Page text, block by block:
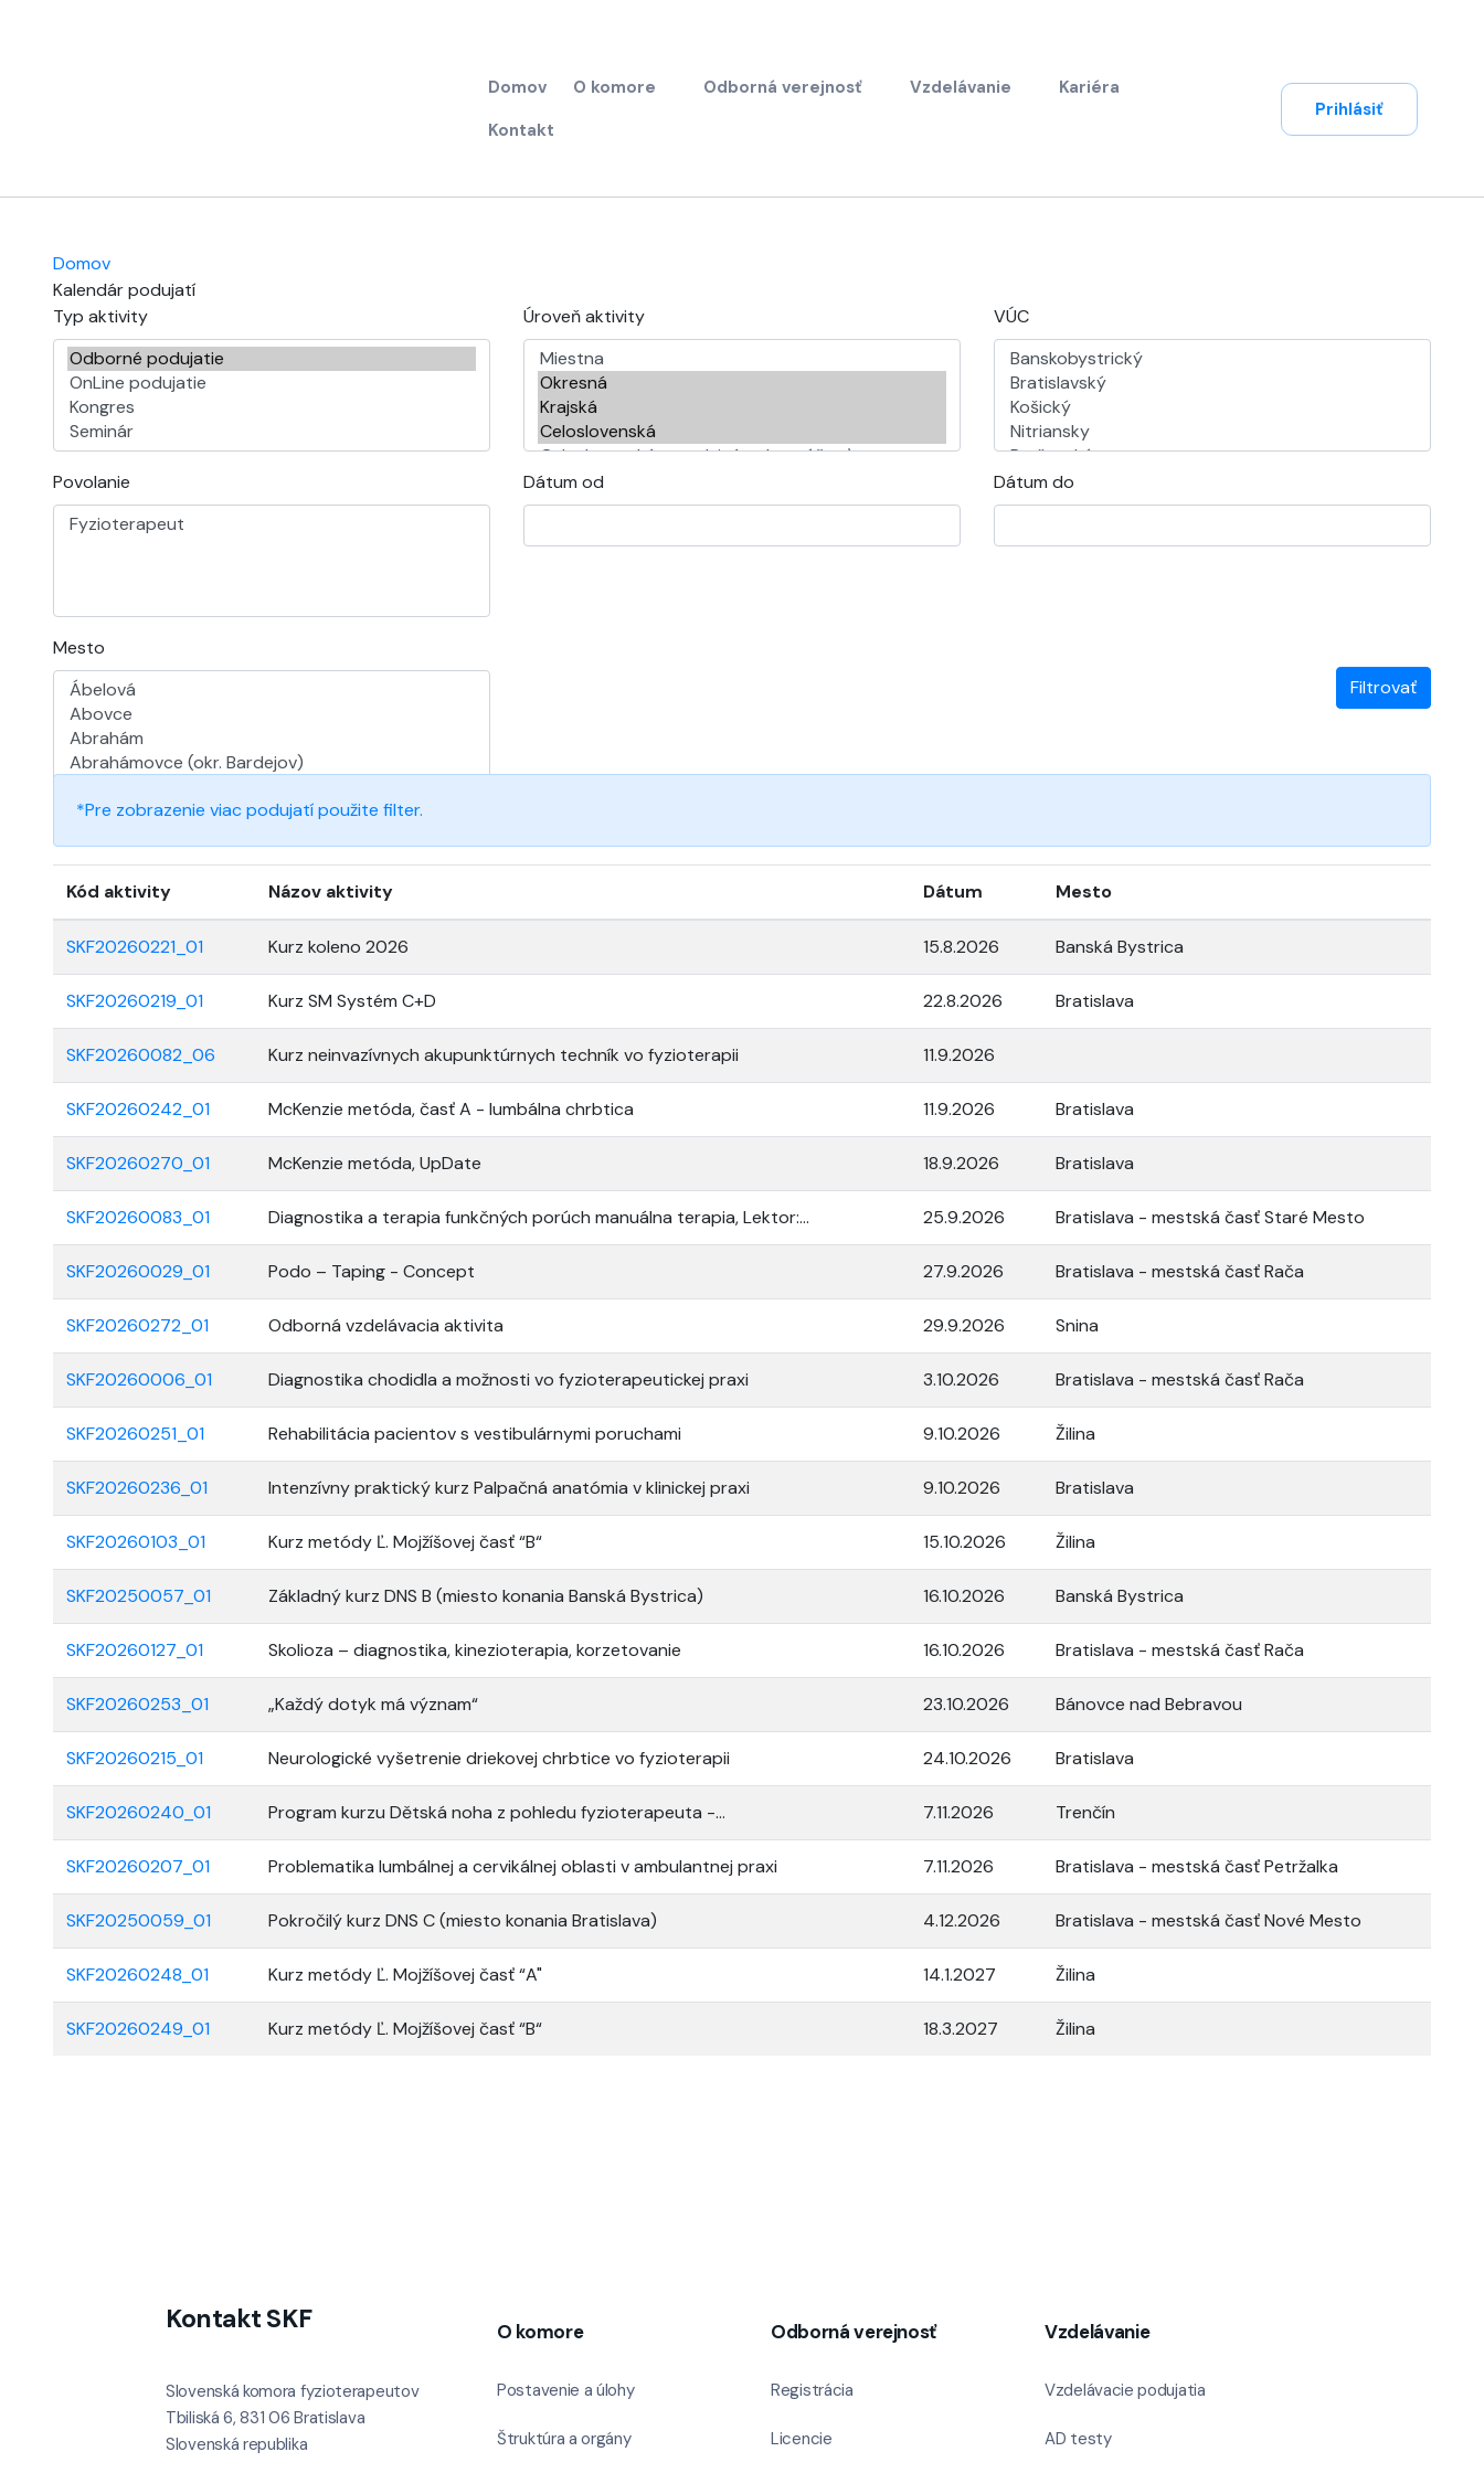
Domov O komore Odborná verejnosť Vzdelávanie
Kariéra
Kontakt
Prihlásiť
Domov
Kalendár podujatí
Typ aktivity
Úroveň aktivity VÚC
Povolanie Dátum od Dátum do
Mesto
Filtrovať
*Pre zobrazenie viac podujatí použite filter.
Kód aktivity Názov aktivity Dátum Mesto
SKF20260221_01 Kurz koleno 2026 15.8.2026 Banská Bystrica
SKF20260219_01 Kurz SM Systém C+D 22.8.2026 Bratislava
SKF20260082_06 Kurz neinvazívnych akupunktúrnych techník vo fyzioterapii 11.9.2026
SKF20260242_01 McKenzie metóda, časť A - lumbálna chrbtica 11.9.2026 Bratislava
SKF20260270_01 McKenzie metóda, UpDate 18.9.2026 Bratislava
SKF20260083_01 Diagnostika a terapia funkčných porúch manuálna terapia, Lektor:... 25.9.2026 Bratislava - mestská časť Staré Mesto
SKF20260029_01 Podo – Taping - Concept 27.9.2026 Bratislava - mestská časť Rača
SKF20260272_01 Odborná vzdelávacia aktivita 29.9.2026 Snina
SKF20260006_01 Diagnostika chodidla a možnosti vo fyzioterapeutickej praxi 3.10.2026 Bratislava - mestská časť Rača
SKF20260251_01 Rehabilitácia pacientov s vestibulárnymi poruchami 9.10.2026 Žilina
SKF20260236_01 Intenzívny praktický kurz Palpačná anatómia v klinickej praxi 9.10.2026 Bratislava
SKF20260103_01 Kurz metódy Ľ. Mojžíšovej časť “B“ 15.10.2026 Žilina
SKF20250057_01 Základný kurz DNS B (miesto konania Banská Bystrica) 16.10.2026 Banská Bystrica
SKF20260127_01 Skolioza – diagnostika, kinezioterapia, korzetovanie 16.10.2026 Bratislava - mestská časť Rača
SKF20260253_01 „Každý dotyk má význam“ 23.10.2026 Bánovce nad Bebravou
SKF20260215_01 Neurologické vyšetrenie driekovej chrbtice vo fyzioterapii 24.10.2026 Bratislava
SKF20260240_01 Program kurzu Dětská noha z pohledu fyzioterapeuta -... 7.11.2026 Trenčín
SKF20260207_01 Problematika lumbálnej a cervikálnej oblasti v ambulantnej praxi 7.11.2026 Bratislava - mestská časť Petržalka
SKF20250059_01 Pokročilý kurz DNS C (miesto konania Bratislava) 4.12.2026 Bratislava - mestská časť Nové Mesto
SKF20260248_01 Kurz metódy Ľ. Mojžíšovej časť “A" 14.1.2027 Žilina
SKF20260249_01 Kurz metódy Ľ. Mojžíšovej časť “B“ 18.3.2027 Žilina
Kontakt SKF
Slovenská komora fyzioterapeutov
Tbiliská 6, 831 06 Bratislava
Slovenská republika
O komore
Postavenie a úlohy
Štruktúra a orgány
Odborná verejnosť
Registrácia
Licencie
Vzdelávanie
Vzdelávacie podujatia
AD testy